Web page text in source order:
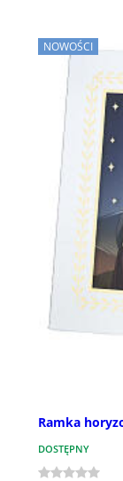
NOWOŚCI
Ramka
DOSTĘPNY